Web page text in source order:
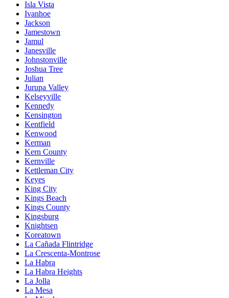
Isla Vista
Ivanhoe
Jackson
Jamestown
Jamul
Janesville
Johnstonville
Joshua Tree
Julian
Jurupa Valley
Kelseyville
Kennedy
Kensington
Kentfield
Kenwood
Kerman
Kern County
Kernville
Kettleman City
Keyes
King City
Kings Beach
Kings County
Kingsburg
Knightsen
Koreatown
La Cañada Flintridge
La Crescenta-Montrose
La Habra
La Habra Heights
La Jolla
La Mesa